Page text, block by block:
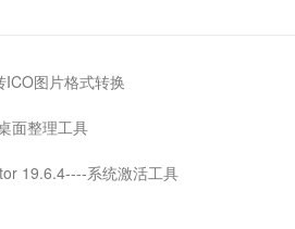
图片格式转换
面整理工具
19.6.4----系统激活工具